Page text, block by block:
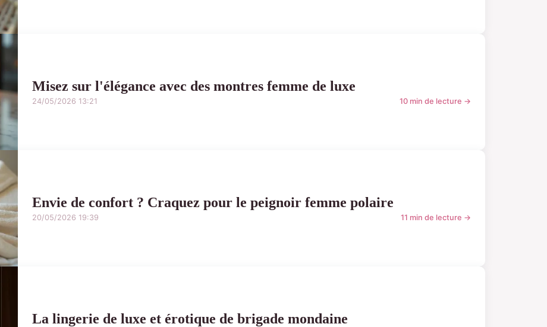
Misez sur l'élégance avec des montres femme de luxe
24/05/2026 13:21 10 min de lecture →
Envie de confort ? Craquez pour le peignoir femme polaire
20/05/2026 19:39 11 min de lecture →
La lingerie de luxe et érotique de brigade mondaine